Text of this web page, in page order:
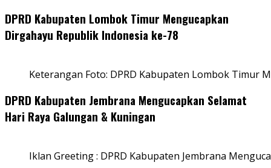
DPRD Kabupaten Lombok Timur Mengucapkan
Dirgahayu Republik Indonesia ke-78
Keterangan Foto: DPRD Kabupaten Lombok Timur
DPRD Kabupaten Jembrana Mengucapkan Selamat
Hari Raya Galungan & Kuningan
Iklan Greeting : DPRD Kabupaten Jembrana